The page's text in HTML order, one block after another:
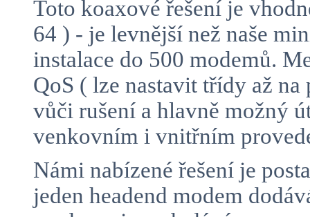
Toto koaxové řešení je
64 ) - je levnější než naše
instalace do 500 modemů.
QoS ( lze nastavit třídy až
vůči rušení a hlavně možný
venkovním i vnitřním
Námi nabízené řešení je
jeden headend modem